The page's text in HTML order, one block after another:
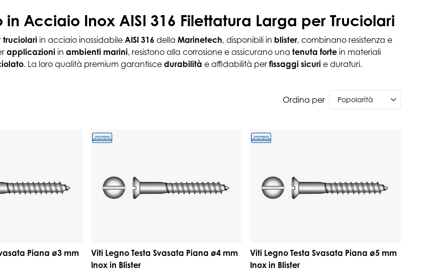
in Acciaio Inox AISI 316 Filettatura Larga per Truciolari
truciolari in acciaio inossidabile AISI 316 della Marinetech, disponibili in blister, combinano resistenza e
applicazioni in ambienti marini, resistono alla corrosione e assicurano una tenuta forte in materiali
. La loro qualità premium garantisce durabilità e affidabilità per fissaggi sicuri e duraturi.
Ordina per
Piana ø3 mm
Viti Legno Testa Svasata Piana ø4 mm
Inox in Blister
Viti Legno Testa Svasata Piana ø5 mm
Inox in Blister